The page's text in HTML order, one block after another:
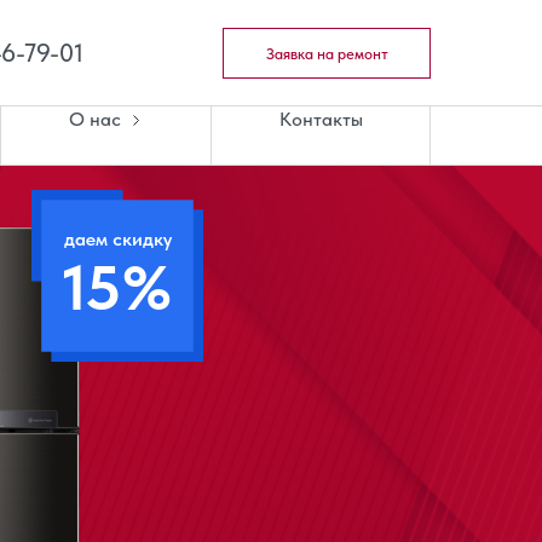
79-01 Заявка на ремонт
О нас Контакты
даем скидку
15%